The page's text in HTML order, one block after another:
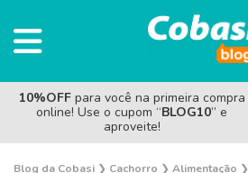
10%OFF para você na primeira compra
online! Use o cupom “BLOG10” e
aproveite!
Blog da Cobasi ❯ Cachorro ❯ Alimentação ❯